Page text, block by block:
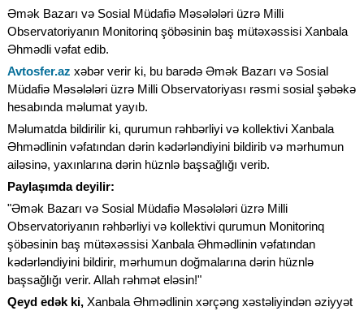
Əmək Bazarı və Sosial Müdafiə Məsələləri üzrə Milli
Observatoriyanın Monitorinq şöbəsinin baş mütəxəssisi Xanbala
Əhmədli vəfat edib.
Avtosfer.az xəbər verir ki, bu barədə Əmək Bazarı və Sosial
Müdafiə Məsələləri üzrə Milli Observatoriyası rəsmi sosial şəbəkə
hesabında məlumat yayıb.
Məlumatda bildirilir ki, qurumun rəhbərliyi və kollektivi Xanbala
Əhmədlinin vəfatından dərin kədərləndiyini bildirib və mərhumun
ailəsinə, yaxınlarına dərin hüznlə başsağlığı verib.
Paylaşımda deyilir:
"Əmək Bazarı və Sosial Müdafiə Məsələləri üzrə Milli
Observatoriyanın rəhbərliyi və kollektivi qurumun Monitorinq
şöbəsinin baş mütəxəssisi Xanbala Əhmədlinin vəfatından
kədərləndiyini bildirir, mərhumun doğmalarına dərin hüznlə
başsağlığı verir. Allah rəhmət eləsin!"
Qeyd edək ki, Xanbala Əhmədlinin xərçəng xəstəliyindən əziyyət